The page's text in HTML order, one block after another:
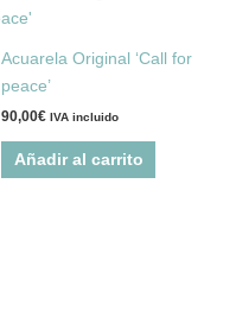
Acuarela Original ‘Call for
peace’
90,00€ IVA incluido
Añadir al carrito